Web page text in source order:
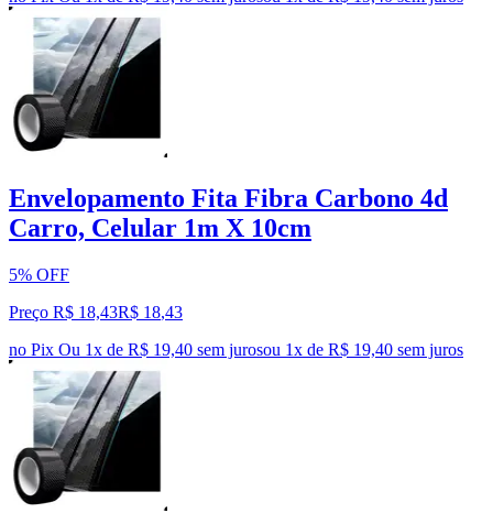
Envelopamento Fita Fibra Carbono 4d
Carro, Celular 1m X 10cm
5% OFF
Preço R$ 18,43R$ 18,43
no Pix Ou 1x de R$ 19,40 sem jurosou 1x de R$ 19,40 sem juros